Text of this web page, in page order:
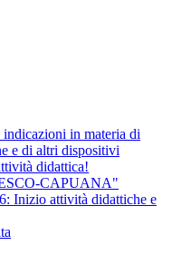
in materia di
e di altri dispositivi
didattica!
CAPUANA"
Inizio attività didattiche e